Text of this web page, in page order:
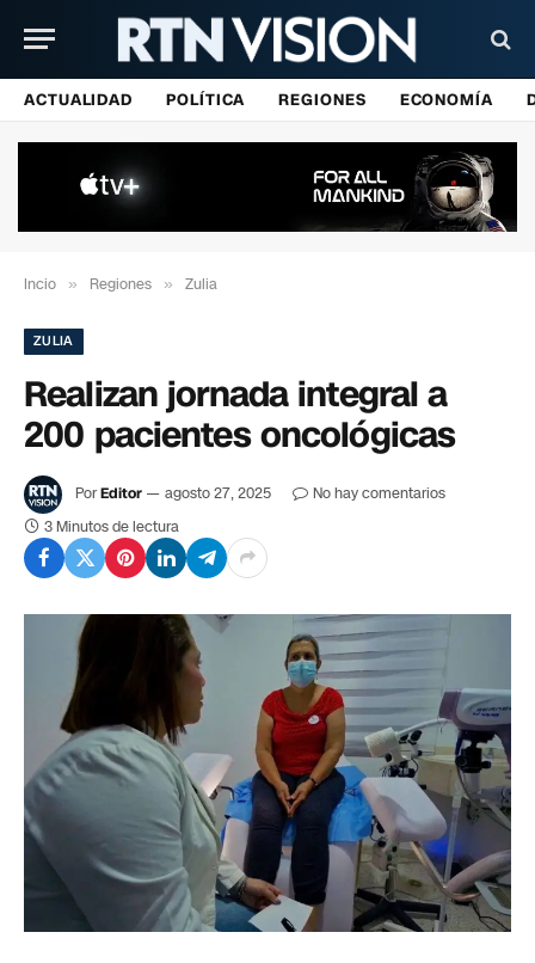
ACTUALIDAD POLÍTICA REGIONES ECONOMÍA
Incio » Regiones » Zulia
ZULIA
Realizan jornada integral a
200 pacientes oncológicas
PorEditor agosto 27, 2025
No hay comentarios
3 Minutos de lectura